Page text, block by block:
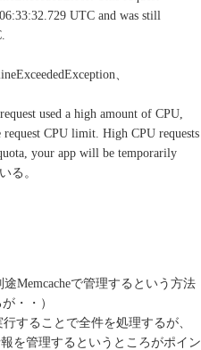
UTC and was still
、
used a high amount of CPU,
CPU limit. High CPU requests
your app will be temporarily
る。
Memcacheで管理するという方法
・・）
することで全件を処理するが、
を管理するというところがポイン